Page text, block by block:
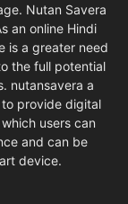
Nutan Savera
an online Hindi
is a greater need
the full potential
nutansavera a
to provide digital
users can
and can be
device.